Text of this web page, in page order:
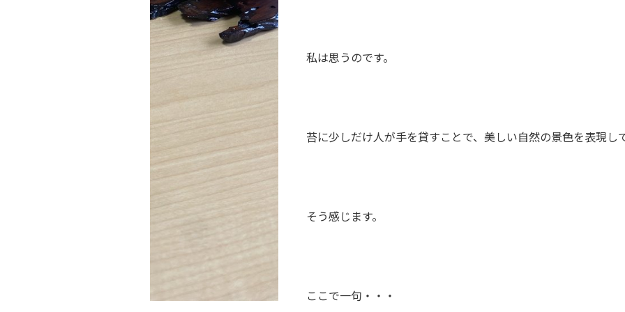
私は思うのです。
苔に少しだけ人が手を貸すことで、美しい自然の景色を表現し
そう感じます。
ここで一句・・・